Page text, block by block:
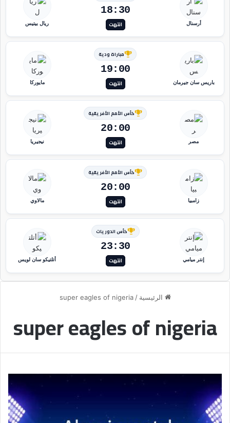
أرسنال
18:30
انتهت ريال بيتيس
باريس سان جيرمان
مباراة ودية
19:00
انتهت مايوركا
مصر
كأس الأمم الأفريقية
20:00
انتهت نيجيريا
زامبيا
كأس الأمم الأفريقية
20:00
انتهت مالاوي
إنتر ميامي
كأس الدوريات
23:30
انتهت أتلتيكو سان لويس
الرئيسية /
super eagles of nigeria
super eagles of nigeria